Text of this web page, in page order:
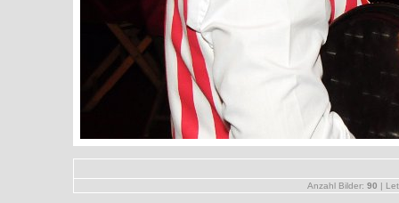
Anzahl Bilder: 90 |